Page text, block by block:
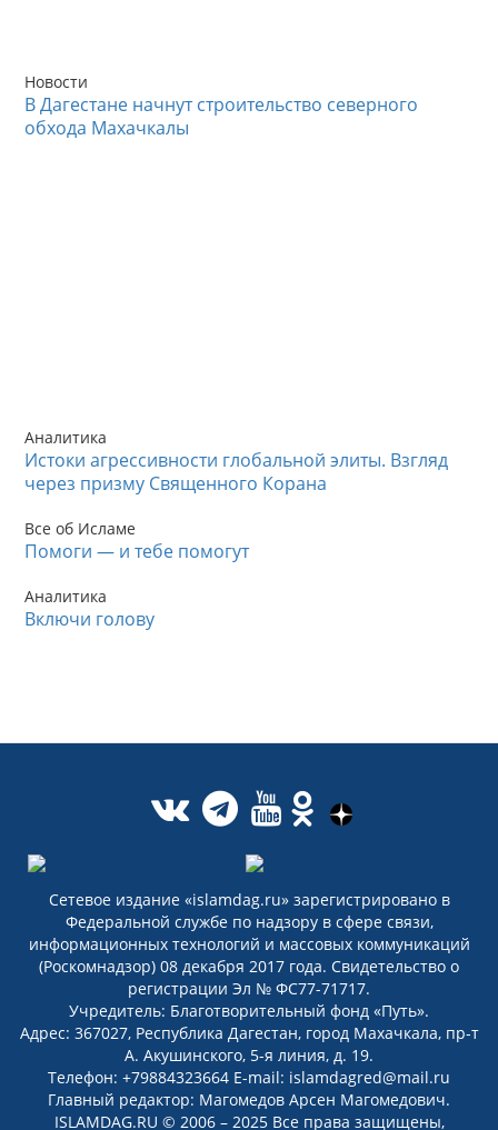
Новости
В Дагестане начнут строительство северного
обхода Махачкалы
Аналитика
Истоки агрессивности глобальной элиты. Взгляд
через призму Священного Корана
Все об Исламе
Помоги — и тебе помогут
Аналитика
Включи голову
Сетевое издание «islamdag.ru» зарегистрировано в
Федеральной службе по надзору в сфере связи,
информационных технологий и массовых коммуникаций
(Роскомнадзор) 08 декабря 2017 года. Свидетельство о
регистрации Эл № ФС77-71717.
Учредитель: Благотворительный фонд «Путь».
Адрес: 367027, Республика Дагестан, город Махачкала, пр-т
А. Акушинского, 5-я линия, д. 19.
Телефон: +79884323664 E-mail: islamdagred@mail.ru
Главный редактор: Магомедов Арсен Магомедович.
ISLAMDAG.RU © 2006 – 2025 Все права защищены,